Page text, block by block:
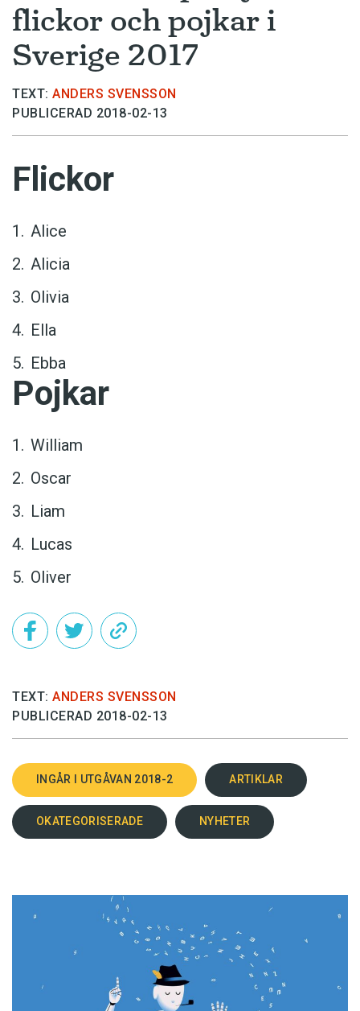
flickor och pojkar i
Sverige 2017
TEXT: ANDERS SVENSSON
PUBLICERAD 2018-02-13
Flickor
Alice
Alicia
Olivia
Ella
Ebba
Pojkar
William
Oscar
Liam
Lucas
Oliver
TEXT: ANDERS SVENSSON
PUBLICERAD 2018-02-13
INGÅR I UTGÅVAN 2018-2 ARTIKLAR
OKATEGORISERADE NYHETER